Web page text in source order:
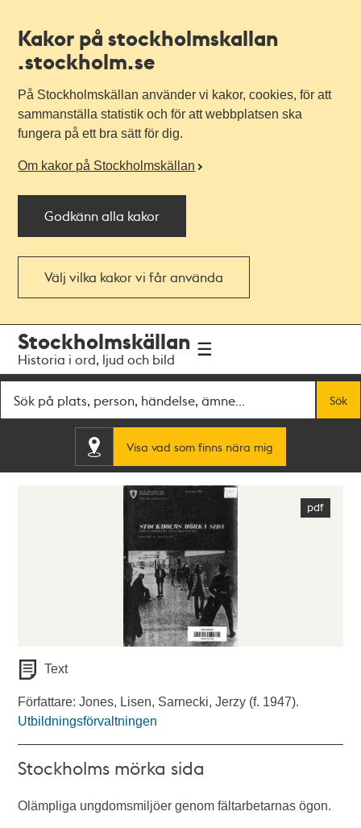
Kakor på stockholmskallan
.stockholm.se
På Stockholmskällan använder vi kakor, cookies, för att
sammanställa statistik och för att webbplatsen ska
fungera på ett bra sätt för dig.
Om kakor på Stockholmskällan
Godkänn alla kakor
Välj vilka kakor vi får använda
navigationen
huvudinnehållet
Stockholmskällan
Historia i ord, ljud och bild
Sök
Visa vad som finns nära mig
Text
Författare: Jones, Lisen, Sarnecki, Jerzy (f. 1947).
Utbildningsförvaltningen
Stockholms mörka sida
Olämpliga ungdomsmiljöer genom fältarbetarnas ögon.